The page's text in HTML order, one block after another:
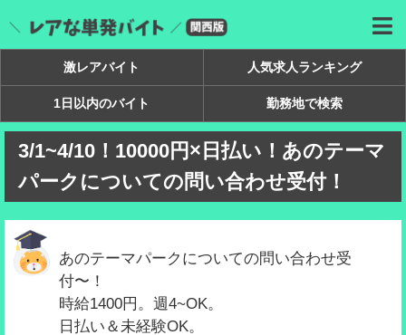
激レアバイト 人気求人ランキング
1日以内のバイト 勤務地で検索
3/1~4/10！10000円×日払い！あのテーマ
パークについての問い合わせ受付！
あのテーマパークについての問い合わせ受
付〜！
時給1400円。週4~OK。
日払い＆未経験OK。